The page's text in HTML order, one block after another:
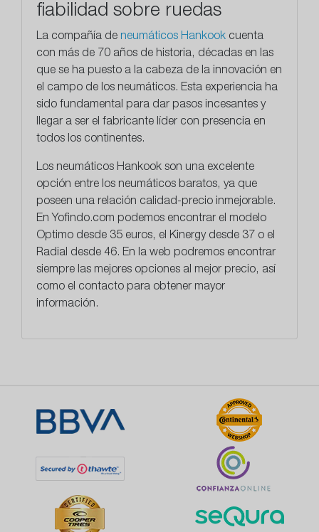
fiabilidad sobre ruedas
La compañía de neumáticos Hankook cuenta
con más de 70 años de historia, décadas en las
que se ha puesto a la cabeza de la innovación en
el campo de los neumáticos. Esta experiencia ha
sido fundamental para dar pasos incesantes y
llegar a ser el fabricante líder con presencia en
todos los continentes.
Los neumáticos Hankook son una excelente
opción entre los neumáticos baratos, ya que
poseen una relación calidad-precio inmejorable.
En Yofindo.com podemos encontrar el modelo
Optimo desde 35 euros, el Kinergy desde 37 o el
Radial desde 46. En la web podremos encontrar
siempre las mejores opciones al mejor precio, así
como el contacto para obtener mayor
información.